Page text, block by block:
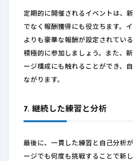
定期的に開催されるイベントは、
でなく報酬獲得にも役立ちます。
よりも豪華な報酬が設定されてい
積極的に参加しましょう。また、
ージ構成にも触れることができ、
ながります。
7. 継続した練習と分析
最後に、一貫した練習と自己分析
ージでも何度も挑戦することで新